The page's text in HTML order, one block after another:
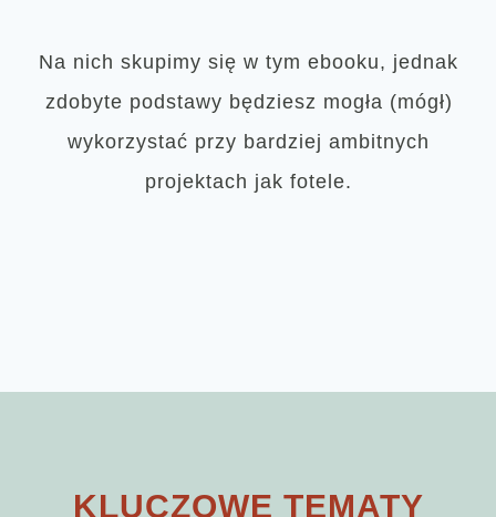
Na nich skupimy się w tym ebooku, jednak
zdobyte podstawy będziesz mogła (mógł)
wykorzystać przy bardziej ambitnych
projektach jak fotele.
KLUCZOWE TEMATY